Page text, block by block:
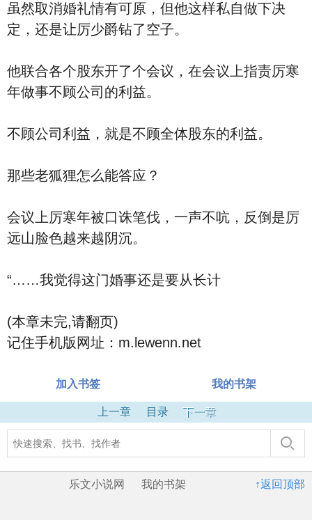
虽然取消婚礼情有可原，但他这样私自做下决
定，还是让厉少爵钻了空子。
他联合各个股东开了个会议，在会议上指责厉寒
年做事不顾公司的利益。
不顾公司利益，就是不顾全体股东的利益。
那些老狐狸怎么能答应？
会议上厉寒年被口诛笔伐，一声不吭，反倒是厉
远山脸色越来越阴沉。
“……我觉得这门婚事还是要从长计
(本章未完,请翻页)
记住手机版网址：m.lewenn.net
加入书签 我的书架
上一章 目录 下一章
↑返回顶部
乐文小说网 我的书架